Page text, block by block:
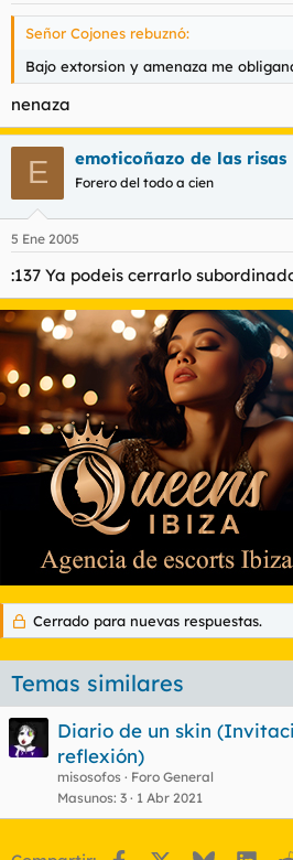
Señor Cojones rebuznó:
Bajo extorsion y amenaza me
nenaza
E emoticoñazo de las risas
Forero del todo a cien
5 Ene 2005
:137 Ya podeis cerrarlo
Cerrado para nuevas respuestas.
Temas similares
Diario de un skin
reflexión)
misosofos
Foro General
Masunos 3 1 Abr 2021